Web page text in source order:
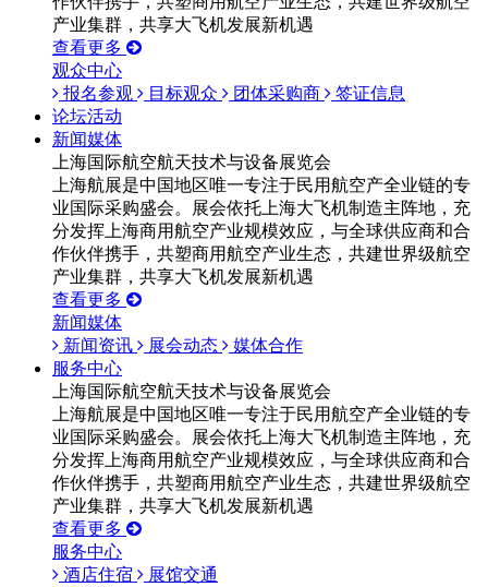
产业集群，共享大飞机发展新机遇
查看更多
观众中心
报名参观
目标观众 团体采购商
签证信息
论坛活动
新闻媒体
上海国际航空航天技术与设备展览会
上海航展是中国地区唯一专注于民用航空产全业链的专
业国际采购盛会。展会依托上海大飞机制造主阵地，充
分发挥上海商用航空产业规模效应，与全球供应商和合
作伙伴携手，共塑商用航空产业生态，共建世界级航空
产业集群，共享大飞机发展新机遇
查看更多
新闻媒体
新闻资讯
展会动态
媒体合作
服务中心
上海国际航空航天技术与设备展览会
上海航展是中国地区唯一专注于民用航空产全业链的专
业国际采购盛会。展会依托上海大飞机制造主阵地，充
分发挥上海商用航空产业规模效应，与全球供应商和合
作伙伴携手，共塑商用航空产业生态，共建世界级航空
产业集群，共享大飞机发展新机遇
查看更多
服务中心
酒店住宿
展馆交通